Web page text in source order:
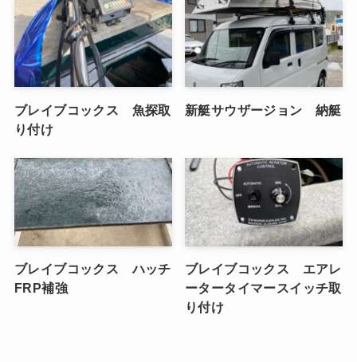
ブレイブコックス 魚探取
り付け
新艇サウザージョン 納艇
ブレイブコックス ハッチ
FRP補強
ブレイブコックス エアレ
ータータイマースイッチ取
り付け